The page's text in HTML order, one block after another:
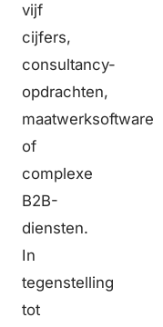
vijf
cijfers,
consultancy-
opdrachten,
maatwerksoftware
of
complexe
B2B-
diensten.
In
tegenstelling
tot